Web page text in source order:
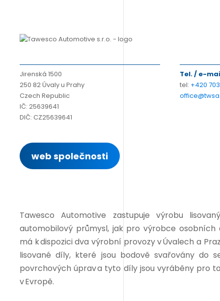
Jirenská 1500
250 82 Úvaly u Prahy
Czech Republic
IČ: 25639641
DIČ: CZ25639641
Tel. / e-
tel: +420 703
web společnosti
TawescoAutomotive zastupuje výrobu
automobilový průmysl, jak pro výrobce osobních
má k dispozici dva výrobní provozy v Úvalech a
lisované díly, které jsou bodově svařovány do
povrchových úprav a tyto díly jsou vyráběny pro
v Evropě.